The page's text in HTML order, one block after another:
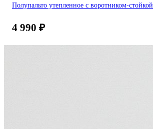
Полупальто утепленное с воротником-стойкой
4 990 ₽